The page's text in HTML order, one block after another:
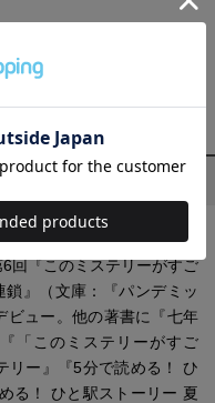
集治監（監獄）
ル
回『このミステリーがすご
』（文庫：『パンデミッ
ュー。他の著書に『七年
「このミステリーがすご
ー』『5分で読める！ ひ
る！ ひと駅ストーリー 夏